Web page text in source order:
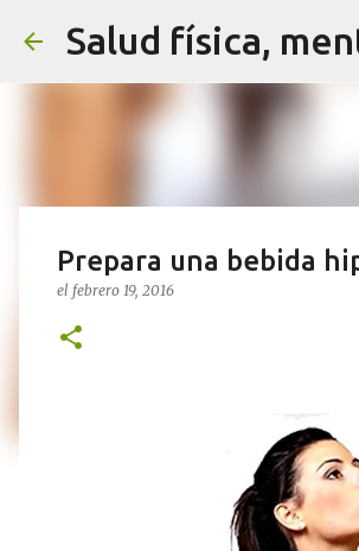
Salud física,
Prepara una bebida
el febrero 19, 2016